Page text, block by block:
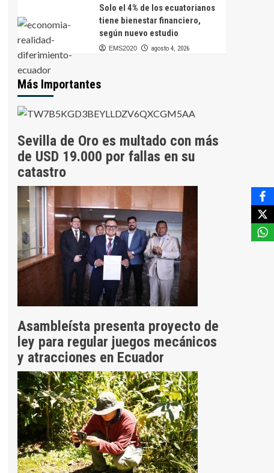
Solo el 4% de los ecuatorianos
tiene bienestar financiero,
según nuevo estudio
EMS2020 agosto 4, 2026
Más Importantes
Sevilla de Oro es multado con más
de USD 19.000 por fallas en su
catastro
Asambleísta presenta proyecto de
ley para regular juegos mecánicos
y atracciones en Ecuador